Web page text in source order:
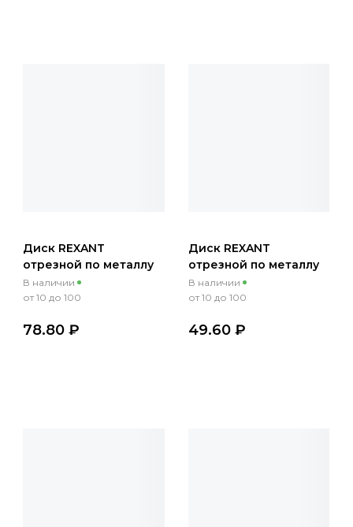
Диск REXANT
отрезной по металлу
180х1.6х22.23 мм
В наличии
от 10 до 100
78.80 ₽
Диск REXANT
отрезной по металлу
150х1.2х22.23 мм
В наличии
от 10 до 100
49.60 ₽